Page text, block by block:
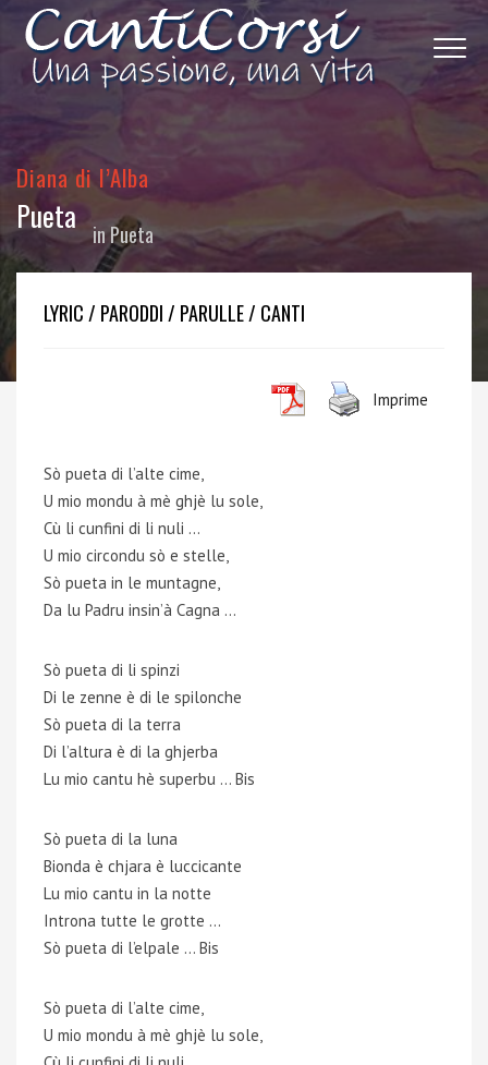
Diana di l’Alba
Pueta inPueta
LYRIC / PARODDI / PARULLE / CANTI
Imprime
Sò pueta di l’alte cime,
U mio mondu à mè ghjè lu sole,
Cù li cunfini di li nuli …
U mio circondu sò e stelle,
Sò pueta in le muntagne,
Da lu Padru insin’à Cagna …
Sò pueta di li spinzi
Di le zenne è di le spilonche
Sò pueta di la terra
Di l’altura è di la ghjerba
Lu mio cantu hè superbu … Bis
Sò pueta di la luna
Bionda è chjara è luccicante
Lu mio cantu in la notte
Introna tutte le grotte …
Sò pueta di l’elpale … Bis
Sò pueta di l’alte cime,
U mio mondu à mè ghjè lu sole,